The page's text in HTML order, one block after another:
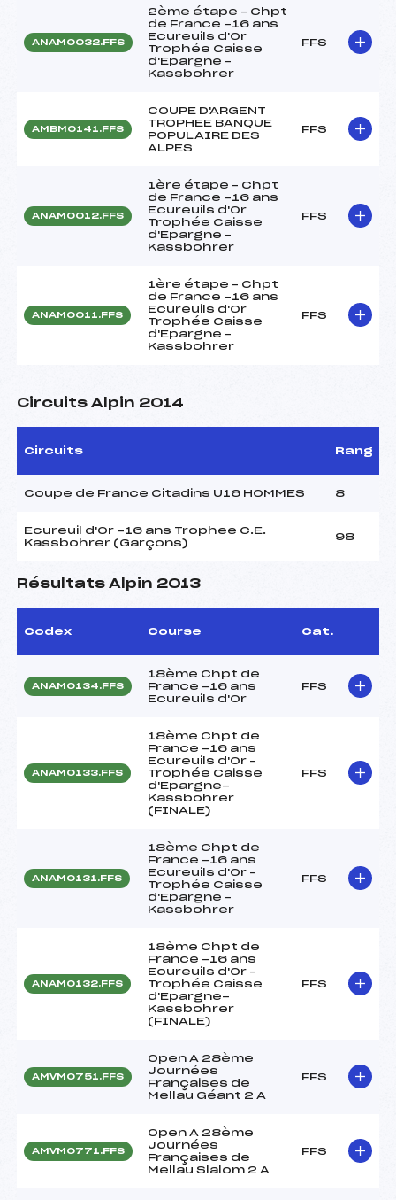
ANAM0032.FFS
2ème étape – Chpt
de France -16 ans
Ecureuils d'Or
Trophée Caisse
d'Epargne –
Kassbohrer
FFS
AMBM0141.FFS
COUPE D'ARGENT
TROPHEE BANQUE
POPULAIRE DES
ALPES
FFS
ANAM0012.FFS
1ère étape – Chpt
de France -16 ans
Ecureuils d'Or
Trophée Caisse
d'Epargne –
Kassbohrer
FFS
ANAM0011.FFS
1ère étape – Chpt
de France -16 ans
Ecureuils d'Or
Trophée Caisse
d'Epargne –
Kassbohrer
FFS
Circuits Alpin 2014
Circuits Rang
Coupe de France Citadins U16 HOMMES 8
Ecureuil d'Or -16 ans Trophee C.E.
Kassbohrer (Garçons)
98
Résultats Alpin 2013
Codex Course Cat.
ANAM0134.FFS
18ème Chpt de
France -16 ans
Ecureuils d'Or
FFS
ANAM0133.FFS
18ème Chpt de
France -16 ans
Ecureuils d'Or –
Trophée Caisse
d'Epargne-
Kassbohrer
(FINALE)
FFS
ANAM0131.FFS
18ème Chpt de
France -16 ans
Ecureuils d'Or –
Trophée Caisse
d'Epargne –
Kassbohrer
FFS
ANAM0132.FFS
18ème Chpt de
France -16 ans
Ecureuils d'Or –
Trophée Caisse
d'Epargne-
Kassbohrer
(FINALE)
FFS
AMVM0751.FFS
Open A 28ème
Journées
Françaises de
Mellau Géant 2 A
FFS
AMVM0771.FFS
Open A 28ème
Journées
Françaises de
Mellau Slalom 2 A
FFS